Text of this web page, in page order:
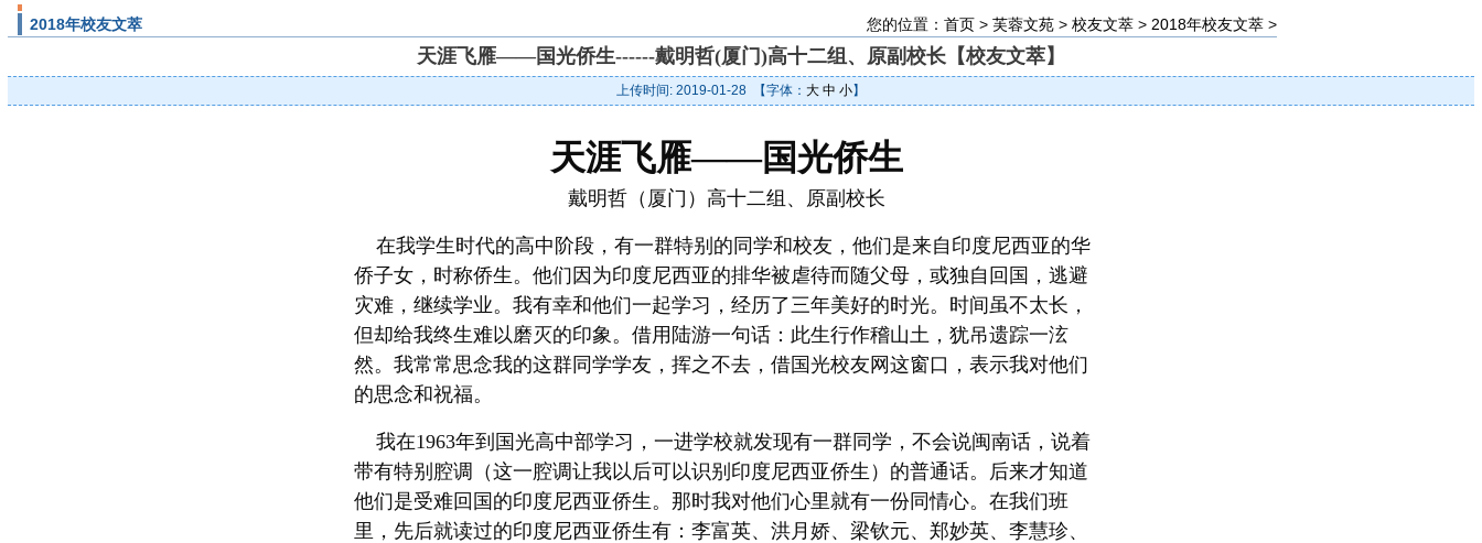
2018年校友文萃 您的位置：首页 >芙蓉文苑 >校友文萃 > 2018年校友文萃 >
天涯飞雁——国光侨生------戴明哲(厦门)高十二组、原副校长【校友文萃】
上传时间: 2019-01-28 【字体： 大 中 小】
天涯飞雁——国光侨生
戴明哲（厦门）高十二组、原副校长
在我学生时代的高中阶段，有一群特别的同学和校友，他们是来自印度尼西亚的华
侨子女，时称侨生。他们因为印度尼西亚的排华被虐待而随父母，或独自回国，逃避
灾难，继续学业。我有幸和他们一起学习，经历了三年美好的时光。时间虽不太长，
但却给我终生难以磨灭的印象。借用陆游一句话：此生行作稽山土，犹吊遗踪一泫
然。我常常思念我的这群同学学友，挥之不去，借国光校友网这窗口，表示我对他们
的思念和祝福。
我在1963年到国光高中部学习，一进学校就发现有一群同学，不会说闽南话，说着
带有特别腔调（这一腔调让我以后可以识别印度尼西亚侨生）的普通话。后来才知道
他们是受难回国的印度尼西亚侨生。那时我对他们心里就有一份同情心。在我们班
里，先后就读过的印度尼西亚侨生有：李富英、洪月娇、梁钦元、郑妙英、李慧珍、